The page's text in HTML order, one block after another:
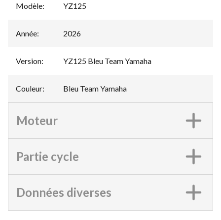
Modèle: YZ125
Année: 2026
Version: YZ125 Bleu Team Yamaha
Couleur: Bleu Team Yamaha
Moteur
Partie cycle
Données diverses